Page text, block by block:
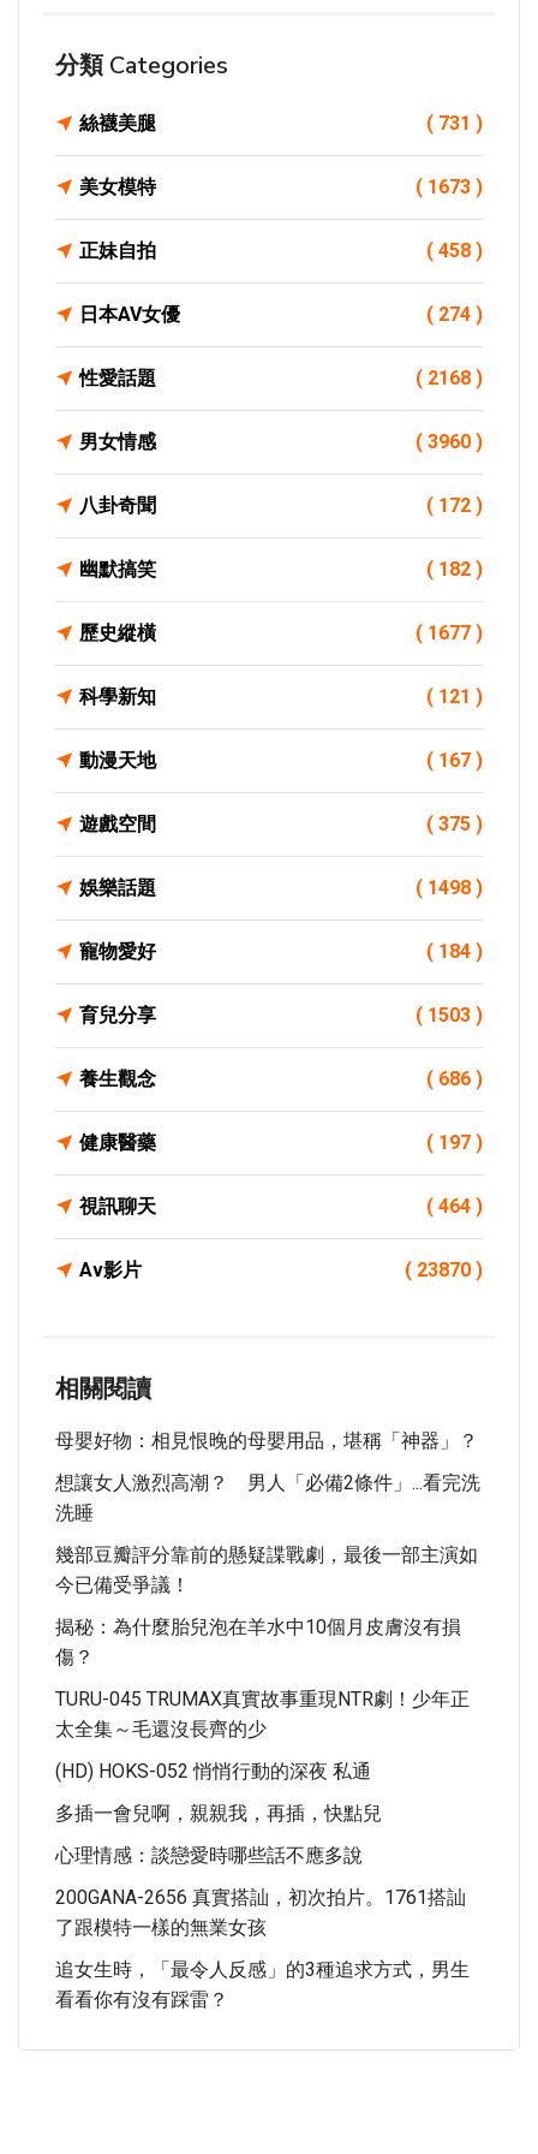
分類 Categories
絲襪美腿 ( 731 )
美女模特 ( 1673 )
正妹自拍 ( 458 )
日本AV女優 ( 274 )
性愛話題 ( 2168 )
男女情感 ( 3960 )
八卦奇聞 ( 172 )
幽默搞笑 ( 182 )
歷史縱橫 ( 1677 )
科學新知 ( 121 )
動漫天地 ( 167 )
遊戲空間 ( 375 )
娛樂話題 ( 1498 )
寵物愛好 ( 184 )
育兒分享 ( 1503 )
養生觀念 ( 686 )
健康醫藥 ( 197 )
視訊聊天 ( 464 )
Av影片 ( 23870 )
相關閱讀
母嬰好物：相見恨晚的母嬰用品，堪稱「神器」？
想讓女人激烈高潮？ 男人「必備2條件」...看完洗
洗睡
幾部豆瓣評分靠前的懸疑諜戰劇，最後一部主演如
今已備受爭議！
揭秘：為什麼胎兒泡在羊水中10個月皮膚沒有損
傷？
TURU-045 TRUMAX真實故事重現NTR劇！少年正
太全集～毛還沒長齊的少
(HD) HOKS-052 悄悄行動的深夜 私通
多插一會兒啊，親親我，再插，快點兒
心理情感：談戀愛時哪些話不應多說
200GANA-2656 真實搭訕，初次拍片。1761搭訕
了跟模特一樣的無業女孩
追女生時，「最令人反感」的3種追求方式，男生
看看你有沒有踩雷？